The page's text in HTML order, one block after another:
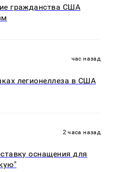
гражданства США
час назад
легионеллеза в США
2 часа назад
оснащения для